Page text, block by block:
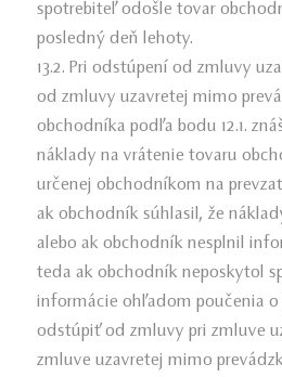
spotrebiteľ odošle tovar
posledný deň lehoty.
13.2. Pri odstúpení od zmluvy
od zmluvy uzavretej mimo
obchodníka podľa bodu 12.1.
náklady na vrátenie tovaru
určenej obchodníkom na
ak obchodník súhlasil, že
alebo ak obchodník nesplnil
teda ak obchodník neposkytol
informácie ohľadom poučenia o
odstúpiť od zmluvy pri zmluve
zmluve uzavretej mimo